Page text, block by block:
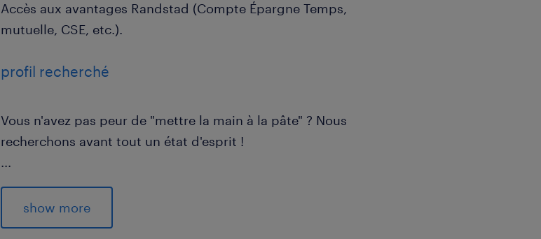
Accès aux avantages Randstad (Compte Épargne Temps,
mutuelle, CSE, etc.).
profil recherché
Vous n'avez pas peur de "mettre la main à la pâte" ? Nous
recherchons avant tout un état d'esprit !
...
Expérience : Une première expérience en industrie ou en
logistique (manutention) est un atout, mais les profils
débutants motivés sont acceptés.
show more